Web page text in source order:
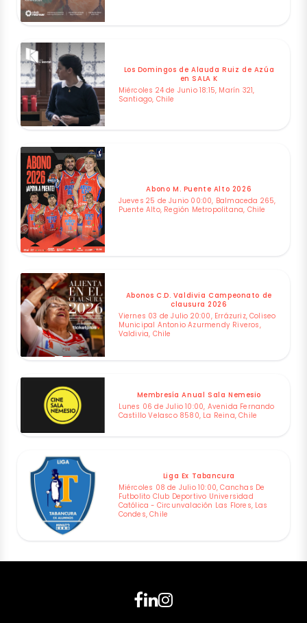
Los Domingos de Alauda Ruiz de Azúa
en SALA K
Miércoles 24 de Junio 18:15, Marín 321,
Santiago, Chile
Abono M. Puente Alto 2026
Jueves 25 de Junio 00:00, Balmaceda 265,
Puente Alto, Región Metropolitana, Chile
Abonos C.D. Valdivia Campeonato de
clausura 2026
Viernes 03 de Julio 20:00, Errázuriz, Coliseo
Municipal Antonio Azurmendy Riveros,
Valdivia, Chile
Membresía Anual Sala Nemesio
Lunes 06 de Julio 10:00, Avenida Fernando
Castillo Velasco 8580, La Reina, Chile
Liga Ex Tabancura
Miércoles 08 de Julio 10:00, Canchas De
Futbolito Club Deportivo Universidad
Católica - Circunvalación Las Flores, Las
Condes, Chile